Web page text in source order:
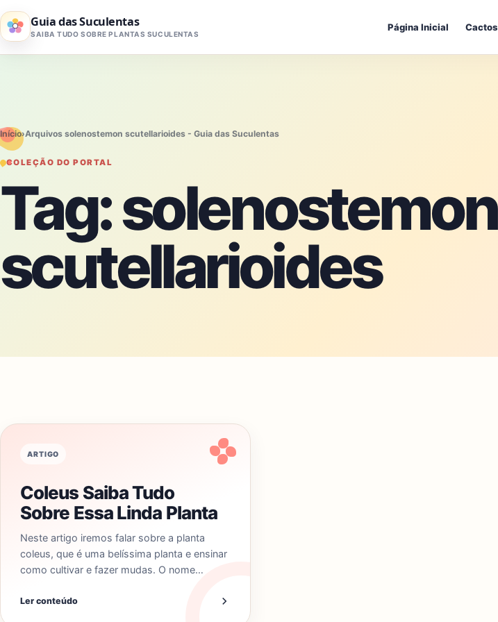
Pular para o conteúdo
Guia das Suculentas
SAIBA TUDO SOBRE PLANTAS SUCULENTAS
Página Inicial Cactos
Início›Arquivos solenostemon scutellarioides - Guia das Suculentas
COLEÇÃO DO PORTAL
Tag:solenostemon
scutellarioides
ARTIGO
Coleus Saiba Tudo
Sobre Essa Linda Planta
Neste artigo iremos falar sobre a planta
coleus, que é uma belíssima planta e ensinar
como cultivar e fazer mudas. O nome…
Ler conteúdo